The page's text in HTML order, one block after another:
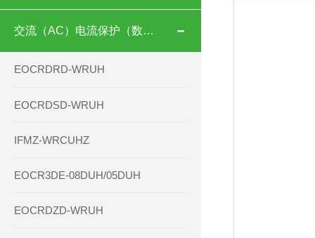
交流（AC）电流保护（数码型）
EOCRDRD-WRUH
EOCRDSD-WRUH
IFMZ-WRCUHZ
EOCR3DE-08DUH/05DUH
EOCRDZD-WRUH